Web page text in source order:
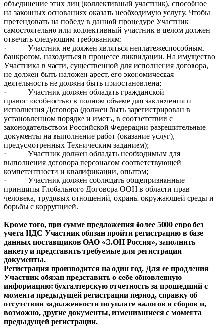
объединение этих лиц (коллективный участник), способное
на законных основаниях оказать необходимую услугу. Чтобы
претендовать на победу в данной процедуре Участник
самостоятельно или коллективный участник в целом должен
отвечать следующим требованиям:
·
Участник не должен являться неплатежеспособным,
банкротом, находиться в процессе ликвидации. На имущество
Участника в части, существенной для исполнения договора,
не должен быть наложен арест, его экономическая
деятельность не должна быть приостановлена;
·
Участник должен обладать гражданской
правоспособностью в полном объеме для заключения и
исполнения Договора (должен быть зарегистрирован в
установленном порядке и иметь, в соответствии с
законодательством Российской Федерации разрешительные
документы на выполнение работ (оказание услуг),
предусмотренных Техническим заданием);
·
Участник должен обладать необходимым для
выполнения договора персоналом соответствующей
компетентности и квалификации, опытом;
·
Участник должен соблюдать общепризнанные
принципы Глобального Договора ООН в области прав
человека, трудовых отношений, охраны окружающей среды и
борьбы с коррупцией.
Кроме того, при сумме предложения более 5000 евро без
учета НДС Участник обязан пройти регистрацию в базе
данных поставщиков ОАО «Э.ОН Россия», заполнить
анкету и представить требуемые для регистрации
документы.
Регистрация производится на один год. Для ее продления
Участник обязан представить о себе обновленную
информацию: бухгалтерскую отчетность за прошедший с
момента предыдущей регистрации период, справку об
отсутствии задолженности по уплате налогов и сборов и,
возможно, другие документы, изменившиеся с момента
предыдущей регистрации.